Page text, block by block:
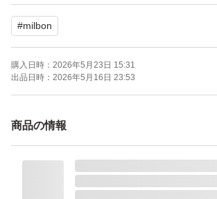
夜のまとまりを記憶し、毛先までスルン
指通りをオリーブスクラワン*がケアしま
つけたて、ドライ中、ドライ後で変化し
香り。
未開封未使用ですが、自宅保管のため、
#milbon
購入日時： 2026年5月23日 15:31
出品日時： 2026年5月16日 23:53
商品の情報